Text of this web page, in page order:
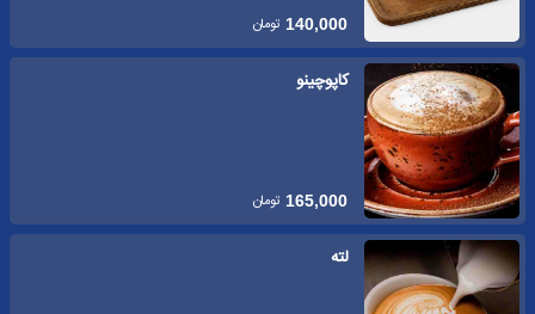
140,000 تومان
کاپوچینو
165,000 تومان
لته